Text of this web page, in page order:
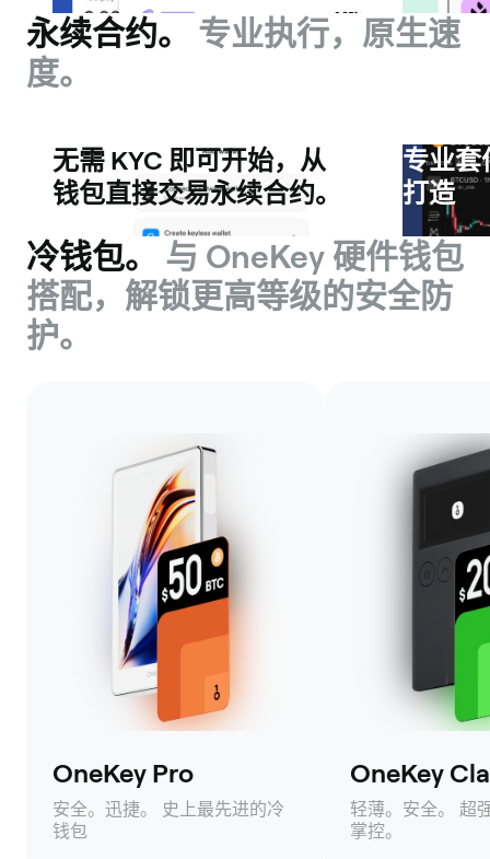
永续合约。 专业执行，原生速
度。
无需 KYC 即可开始，从
钱包直接交易永续合约。
专业套
打造
冷钱包。
与 OneKey 硬件钱包
搭配，解锁更高等级的安全防
护。
OneKey Pro
安全。迅捷。 史上最先进的冷
钱包
OneKey
轻薄。安全。 超
掌控。